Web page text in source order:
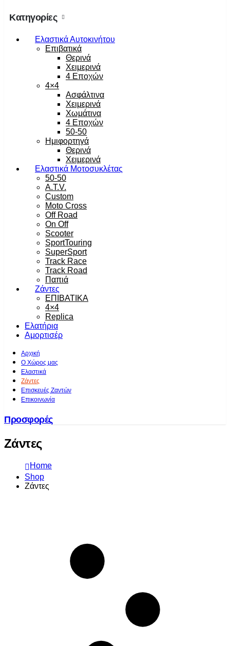
Κατηγορίες
Ελαστικά Αυτοκινήτου
Επιβατικά
Θερινά
Χειμερινά
4 Εποχών
4×4
Ασφάλτινα
Χειμερινά
Χωμάτινα
4 Εποχών
50-50
Ημιφορτηγά
Θερινά
Χειμερινά
Ελαστικά Μοτοσυκλέτας
50-50
A.T.V.
Custom
Moto Cross
Off Road
On Off
Scooter
SportTouring
SuperSport
Track Race
Track Road
Παπιά
Ζάντες
ΕΠΙΒΑΤΙΚΑ
4×4
Replica
Ελατήρια
Αμορτισέρ
Αρχική
Ο Χώρος μας
Ελαστικά
Ζάντες
Επισκευές Ζαντών
Επικοινωνία
Προσφορές
Ζάντες
Home
Shop
Ζάντες